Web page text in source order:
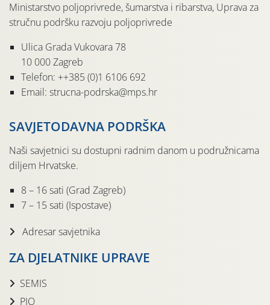
Ministarstvo poljoprivrede, šumarstva i ribarstva, Uprava za
stručnu podršku razvoju poljoprivrede
Ulica Grada Vukovara 78
10 000 Zagreb
Telefon: ++385 (0)1 6106 692
Email: strucna-podrska@mps.hr
SAVJETODAVNA PODRŠKA
Naši savjetnici su dostupni radnim danom u podružnicama
diljem Hrvatske.
8 – 16 sati (Grad Zagreb)
7 – 15 sati (Ispostave)
Adresar savjetnika
ZA DJELATNIKE UPRAVE
SEMIS
PIO